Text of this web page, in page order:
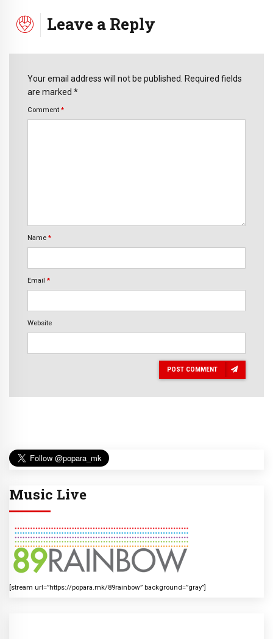
Leave a Reply
Your email address will not be published. Required fields
are marked *
Comment *
Name *
Email *
Website
POST COMMENT
Music Live
[stream url=”https://popara.mk/89rainbow” background=”gray”]